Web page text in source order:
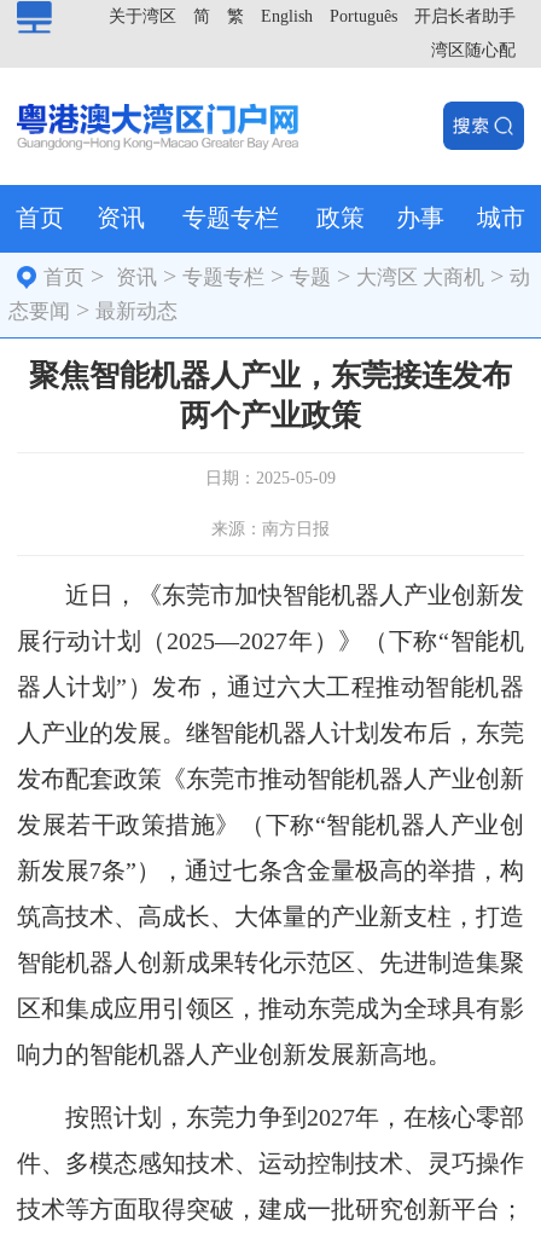
开启长者助手
Português
English
繁
简
关于湾区
湾区随心配
首页 资讯 专题专栏 政策 办事 城市
首页 > 资讯 >专题专栏 >专题 > 大湾区 大商机 >动
态要闻 > 最新动态
聚焦智能机器人产业，东莞接连发布
两个产业政策
日期：2025-05-09
来源：南方日报
近日，《东莞市加快智能机器人产业创新发
展行动计划（2025—2027年）》（下称“智能机
器人计划”）发布，通过六大工程推动智能机器
人产业的发展。继智能机器人计划发布后，东莞
发布配套政策《东莞市推动智能机器人产业创新
发展若干政策措施》（下称“智能机器人产业创
新发展7条”），通过七条含金量极高的举措，构
筑高技术、高成长、大体量的产业新支柱，打造
智能机器人创新成果转化示范区、先进制造集聚
区和集成应用引领区，推动东莞成为全球具有影
响力的智能机器人产业创新发展新高地。
按照计划，东莞力争到2027年，在核心零部
件、多模态感知技术、运动控制技术、灵巧操作
技术等方面取得突破，建成一批研究创新平台；